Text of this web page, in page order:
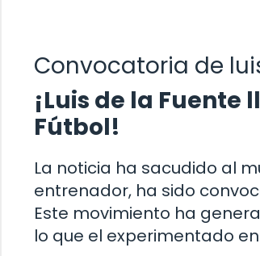
Convocatoria de
¡Luis de la
Fútbol!
La noticia ha sacudido al
entrenador, ha sido
Este movimiento ha
lo que el experimentado